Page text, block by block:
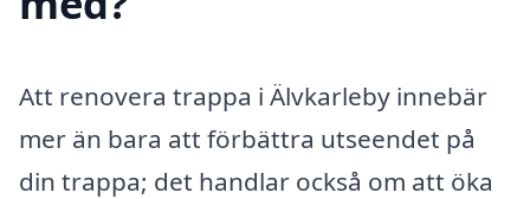
Att renovera trappa i Älvkarleby innebär
mer än bara att förbättra utseendet på
din trappa; det handlar också om att öka